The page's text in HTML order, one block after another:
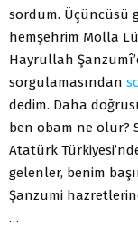
sordum. Üçüncüsü
hemşehrim Molla
Hayrullah
sorgulamasından
dedim. Daha
ben obam ne olur?
Atatürk
gelenler, benim
Şanzumi
…